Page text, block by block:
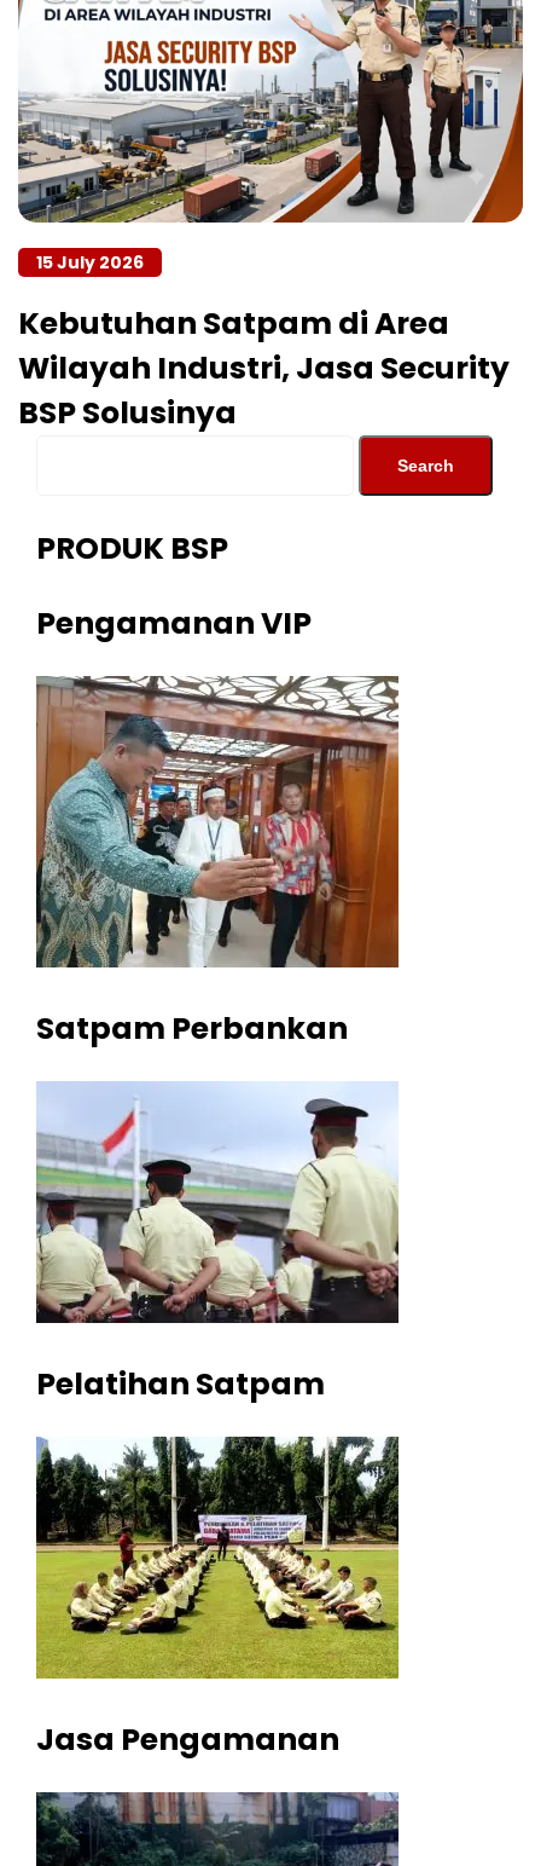
15 July 2026
Kebutuhan Satpam di Area
Wilayah Industri, Jasa Security
BSP Solusinya
PRODUK BSP
Pengamanan VIP
Satpam Perbankan
Pelatihan Satpam
Jasa Pengamanan